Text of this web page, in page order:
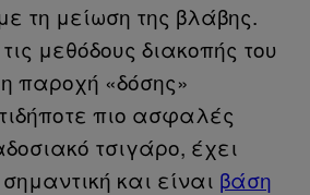
τη μείωση της βλάβης.
μεθόδους διακοπής του
παροχή «δόσης»
πιο ασφαλές
τσιγάρο, έχει
και είναι βάση